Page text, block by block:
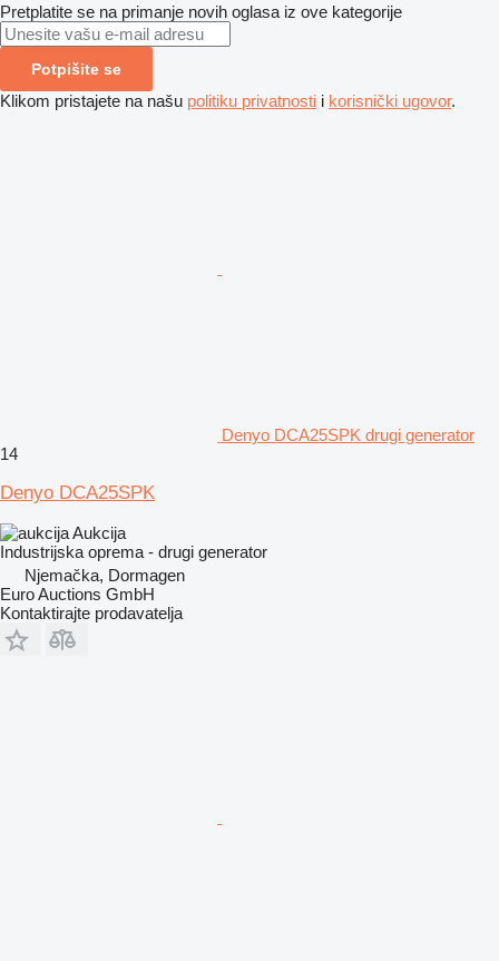
Pretplatite se na primanje novih oglasa iz ove kategorije
Potpišite se
Klikom pristajete na našu politiku privatnosti i korisnički ugovor.
Denyo DCA25SPK drugi generator
14
Denyo DCA25SPK
Aukcija
Industrijska oprema - drugi generator
Njemačka, Dormagen
Euro Auctions GmbH
Kontaktirajte prodavatelja